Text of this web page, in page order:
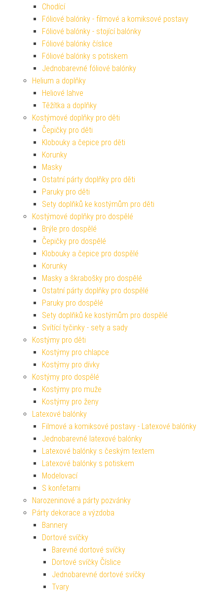
Chodící
Fóliové balónky - filmové a komiksové postavy
Fóliové balónky - stojící balónky
Fóliové balónky číslice
Fóliové balónky s potiskem
Jednobarevné fóliové balónky
Helium a doplňky
Heliové lahve
Těžítka a doplňky
Kostýmové doplňky pro děti
Čepičky pro děti
Klobouky a čepice pro děti
Korunky
Masky
Ostatní párty doplňky pro děti
Paruky pro děti
Sety doplňků ke kostýmům pro děti
Kostýmové doplňky pro dospělé
Brýle pro dospělé
Čepičky pro dospělé
Klobouky a čepice pro dospělé
Korunky
Masky a škrabošky pro dospělé
Ostatní párty doplňky pro dospělé
Paruky pro dospělé
Sety doplňků ke kostýmům pro dospělé
Svítící tyčinky - sety a sady
Kostýmy pro děti
Kostýmy pro chlapce
Kostýmy pro dívky
Kostýmy pro dospělé
Kostýmy pro muže
Kostýmy pro ženy
Latexové balónky
Filmové a komiksové postavy - Latexové balónky
Jednobarevné latexové balónky
Latexové balónky s českým textem
Latexové balónky s potiskem
Modelovací
S konfetami
Narozeninové a párty pozvánky
Párty dekorace a výzdoba
Bannery
Dortové svíčky
Barevné dortové svíčky
Dortové svíčky Číslice
Jednobarevné dortové svíčky
Tvary